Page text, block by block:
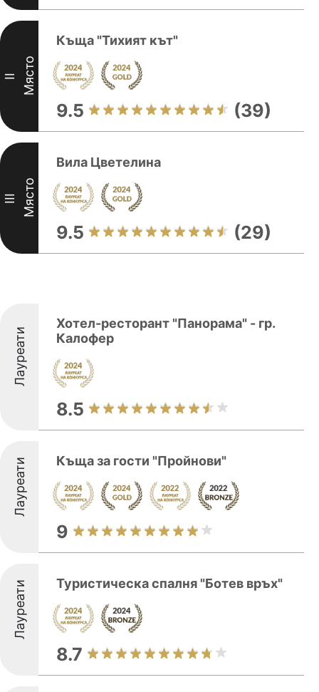
II Място
Къща "Тихият кът"
9.5 (39)
III Място
Вила Цветелина
9.5 (29)
Лауреати
Хотел-ресторант "Панорама" - гр.
Калофер
8.5
Лауреати Къща за гости "Пройнови"
9
Лауреати Туристическа спалня "Ботев връх"
8.7